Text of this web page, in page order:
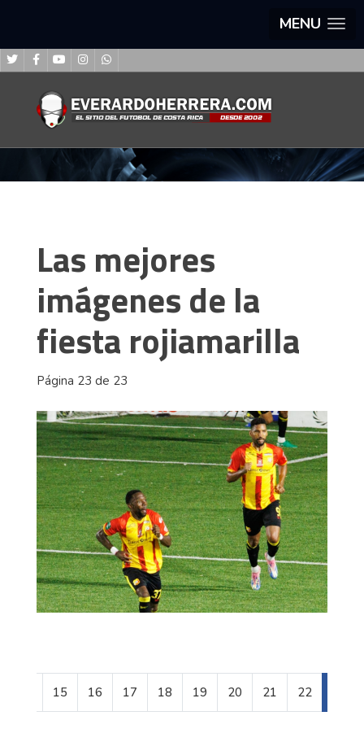
MENU
Las mejores
imágenes de la
fiesta rojiamarilla
Página 23 de 23
15 16 17 18 19 20 21 22